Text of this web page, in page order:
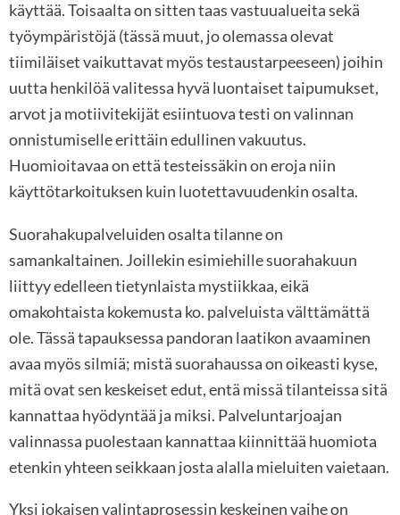
käyttää. Toisaalta on sitten taas vastuualueita sekä
työympäristöjä (tässä muut, jo olemassa olevat
tiimiläiset vaikuttavat myös testaustarpeeseen) joihin
uutta henkilöä valitessa hyvä luontaiset taipumukset,
arvot ja motiivitekijät esiintuova testi on valinnan
onnistumiselle erittäin edullinen vakuutus.
Huomioitavaa on että testeissäkin on eroja niin
käyttötarkoituksen kuin luotettavuudenkin osalta.
Suorahakupalveluiden osalta tilanne on
samankaltainen. Joillekin esimiehille suorahakuun
liittyy edelleen tietynlaista mystiikkaa, eikä
omakohtaista kokemusta ko. palveluista välttämättä
ole. Tässä tapauksessa pandoran laatikon avaaminen
avaa myös silmiä; mistä suorahaussa on oikeasti kyse,
mitä ovat sen keskeiset edut, entä missä tilanteissa sitä
kannattaa hyödyntää ja miksi. Palveluntarjoajan
valinnassa puolestaan kannattaa kiinnittää huomiota
etenkin yhteen seikkaan josta alalla mieluiten vaietaan.
Yksi jokaisen valintaprosessin keskeinen vaihe on